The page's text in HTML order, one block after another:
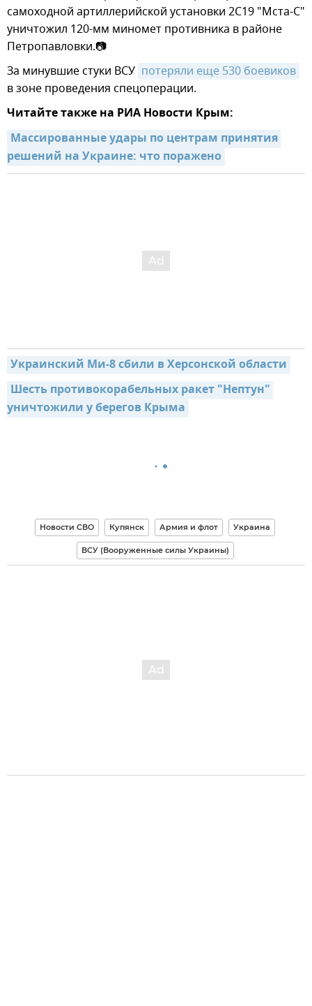
самоходной артиллерийской установки 2С19 "Мста-С"
уничтожил 120-мм миномет противника в районе
Петропавловки.📷
За минувшие стуки ВСУ потеряли еще 530 боевиков
в зоне проведения спецоперации.
Читайте также на РИА Новости Крым:
Массированные удары по центрам принятия
решений на Украине: что поражено
Украинский Ми-8 сбили в Херсонской области
Шесть противокорабельных ракет "Нептун"
уничтожили у берегов Крыма
Новости СВО Купянск Армия и флот Украина
ВСУ (Вооруженные силы Украины)